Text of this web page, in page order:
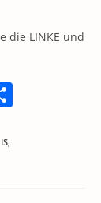
die LINKE und
,